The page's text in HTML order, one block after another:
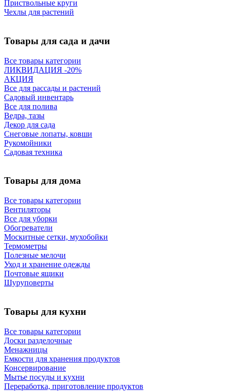
Приствольные круги
Чехлы для растений
Товары для сада и дачи
Все товары категории
ЛИКВИДАЦИЯ -20%
АКЦИЯ
Все для рассады и растений
Садовый инвентарь
Все для полива
Ведра, тазы
Декор для сада
Снеговые лопаты, ковши
Рукомойники
Садовая техника
Товары для дома
Все товары категории
Вентиляторы
Все для уборки
Обогреватели
Москитные сетки, мухобойки
Термометры
Полезные мелочи
Уход и хранение одежды
Почтовые ящики
Шуруповерты
Товары для кухни
Все товары категории
Доски разделочные
Менажницы
Емкости для хранения продуктов
Консервирование
Мытье посуды и кухни
Переработка, приготовление продуктов